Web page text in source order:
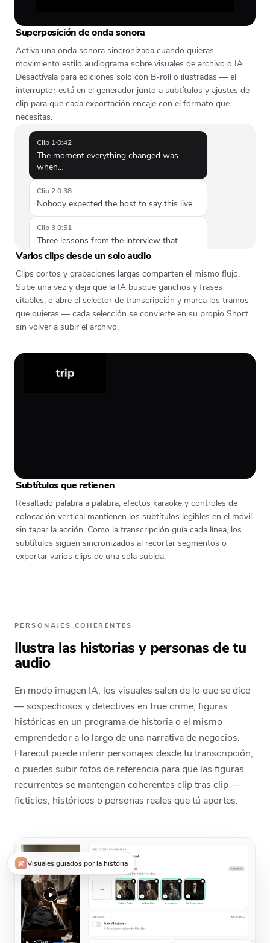
Superposición de onda sonora
Activa una onda sonora sincronizada cuando quieras
movimiento estilo audiograma sobre visuales de archivo o IA.
Desactívala para ediciones solo con B-roll o ilustradas — el
interruptor está en el generador junto a subtítulos y ajustes de
clip para que cada exportación encaje con el formato que
necesitas.
Clip 1·0:42
The moment everything changed was
when…
Clip 2·0:38
Nobody expected the host to say this live…
Clip 3·0:51
Three lessons from the interview that
stuck…
Varios clips desde un solo audio
Clips cortos y grabaciones largas comparten el mismo flujo.
Sube una vez y deja que la IA busque ganchos y frases
citables, o abre el selector de transcripción y marca los tramos
que quieras — cada selección se convierte en su propio Short
sin volver a subir el archivo.
Subtítulos que retienen
Resaltado palabra a palabra, efectos karaoke y controles de
colocación vertical mantienen los subtítulos legibles en el móvil
sin tapar la acción. Como la transcripción guía cada línea, los
subtítulos siguen sincronizados al recortar segmentos o
exportar varios clips de una sola subida.
PERSONAJES COHERENTES
Ilustra las historias y personas de tu
audio
En modo imagen IA, los visuales salen de lo que se dice
— sospechosos y detectives en true crime, figuras
históricas en un programa de historia o el mismo
emprendedor a lo largo de una narrativa de negocios.
Flarecut puede inferir personajes desde tu transcripción,
o puedes subir fotos de referencia para que las figuras
recurrentes se mantengan coherentes clip tras clip —
ficticios, históricos o personas reales que tú aportes.
Visuales guiados por la historia